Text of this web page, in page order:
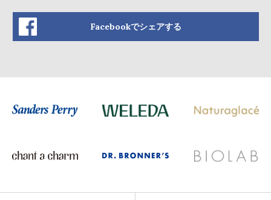
Facebookでシェアする